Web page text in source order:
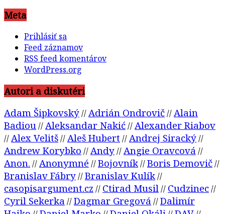
Meta
Prihlásiť sa
Feed záznamov
RSS feed komentárov
WordPress.org
Autori a diskutéri
Adam Šipkovský//Adrián Ondrovič//Alain
Badiou//Aleksandar Nakić//Alexander Riabov
//Alex Velitš//Aleš Hubert//Andrej Siracký//
Andrew Korybko //Andy//Angie Oravcová //
Anon. //Anonymné //Bojovník//Boris Demovič//
Branislav Fábry//Branislav Kulík//
casopisargument.cz // Ctirad Musil// Cudzinec//
Cyril Sekerka //Dagmar Gregová //Dalimír